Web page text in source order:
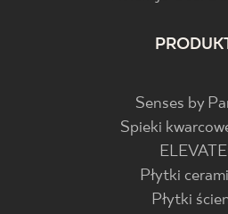
Senses by
Spieki
Płytki
Płytki